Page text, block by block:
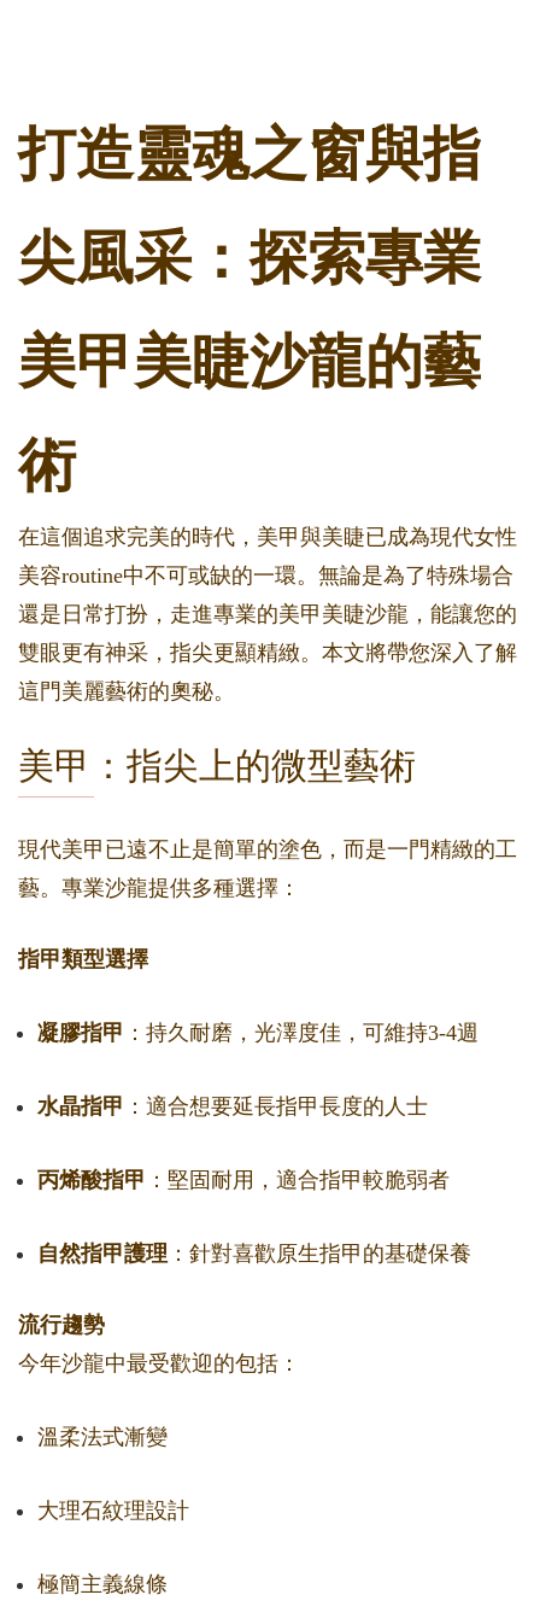
打造靈魂之窗與指
尖風采：探索專業
美甲美睫沙龍的藝
術
在這個追求完美的時代，美甲與美睫已成為現代女性
美容routine中不可或缺的一環。無論是為了特殊場合
還是日常打扮，走進專業的美甲美睫沙龍，能讓您的
雙眼更有神采，指尖更顯精緻。本文將帶您深入了解
這門美麗藝術的奧秘。
美甲：指尖上的微型藝術
現代美甲已遠不止是簡單的塗色，而是一門精緻的工
藝。專業沙龍提供多種選擇：
指甲類型選擇
凝膠指甲 ：持久耐磨，光澤度佳，可維持3-4週
水晶指甲 ：適合想要延長指甲長度的人士
丙烯酸指甲 ：堅固耐用，適合指甲較脆弱者
自然指甲護理 ：針對喜歡原生指甲的基礎保養
流行趨勢
今年沙龍中最受歡迎的包括：
溫柔法式漸變
大理石紋理設計
極簡主義線條